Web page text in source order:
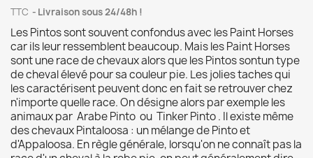
TTC
Livraison sous 24/48h !
Les Pintos sont souvent confondus avec les Paint Horses
car ils leur ressemblent beaucoup. Mais les Paint Horses
sont une race de chevaux alors que les Pintos sontun type
de cheval élevé pour sa couleur pie. Les jolies taches qui
les caractérisent peuvent donc en fait se retrouver chez
n'importe quelle race. On désigne alors par exemple les
animaux par Arabe Pinto ou Tinker Pinto . Il existe même
des chevaux Pintaloosa : un mélange de Pinto et
d'Appaloosa. En règle générale, lorsqu'on ne connaît pas la